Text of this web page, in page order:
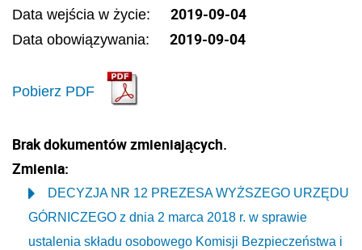
Data wejścia w życie: 2019-09-04
Data obowiązywania: 2019-09-04
Pobierz PDF
Brak dokumentów zmieniających.
Zmienia:
DECYZJA NR 12 PREZESA WYŻSZEGO URZĘDU
GÓRNICZEGO z dnia 2 marca 2018 r. w sprawie
ustalenia składu osobowego Komisji Bezpieczeństwa i